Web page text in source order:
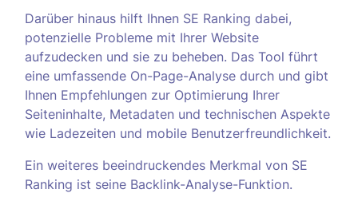
Darüber hinaus hilft Ihnen SE Ranking dabei,
potenzielle Probleme mit Ihrer Website
aufzudecken und sie zu beheben. Das Tool führt
eine umfassende On-Page-Analyse durch und gibt
Ihnen Empfehlungen zur Optimierung Ihrer
Seiteninhalte, Metadaten und technischen Aspekte
wie Ladezeiten und mobile Benutzerfreundlichkeit.
Ein weiteres beeindruckendes Merkmal von SE
Ranking ist seine Backlink-Analyse-Funktion.